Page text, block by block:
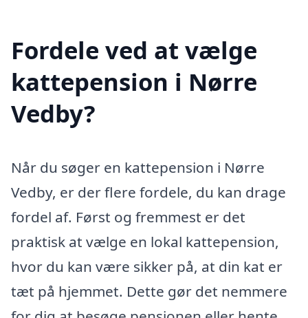
Fordele ved at vælge
kattepension i Nørre
Vedby?
Når du søger en kattepension i Nørre
Vedby, er der flere fordele, du kan drage
fordel af. Først og fremmest er det
praktisk at vælge en lokal kattepension,
hvor du kan være sikker på, at din kat er
tæt på hjemmet. Dette gør det nemmere